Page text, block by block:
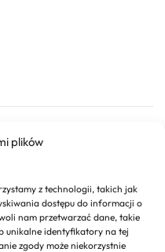
plików
z technologii, takich jak
dostępu do informacji o
nam przetwarzać dane, takie
unikalne identyfikatory na tej
zgody może niekorzystnie